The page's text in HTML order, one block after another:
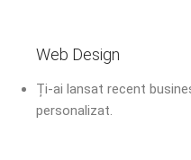
Web Design
Ți-ai lansat recent
personalizat.